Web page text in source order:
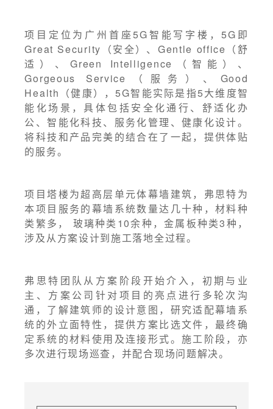
项目定位为广州首座5G智能写字楼，5G即
Great Security（安全）、Gentle office（舒
适）、Green Intelligence（智能）、
Gorgeous Service（服务）、Good
Health（健康），5G智能实际是指5大维度智
能化场景，具体包括安全化通行、舒适化办
公、智能化科技、服务化管理、健康化设计。
将科技和产品完美的结合在了一起，提供体贴
的服务。
项目塔楼为超高层单元体幕墙建筑，弗思特为
本项目服务的幕墙系统数量达几十种，材料种
类繁多， 玻璃种类10余种，金属板种类3种，
涉及从方案设计到施工落地全过程。
弗思特团队从方案阶段开始介入，初期与业
主、方案公司针对项目的亮点进行多轮次沟
通，了解建筑师的设计意图，研究适配幕墙系
统的外立面特性，提供方案比选文件，最终确
定系统的材料使用及连接形式。施工阶段，亦
多次进行现场巡查，并配合现场问题解决。